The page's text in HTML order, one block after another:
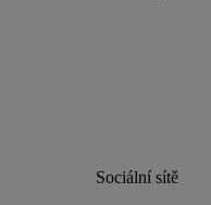
Sociální sítě